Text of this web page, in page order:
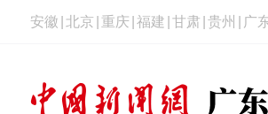
安徽 北京 重庆 福建 甘肃 贵州 广